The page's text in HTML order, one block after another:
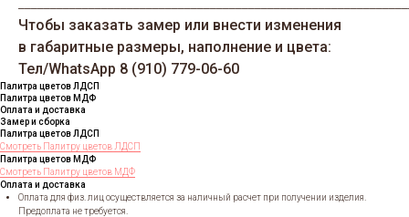
Чтобы заказать замер или внести изменения
в габаритные размеры, наполнение и цвета:
Тел/WhatsАрp 8 (910) 779-06-60
Палитра цветов ЛДСП
Палитра цветов МДФ
Оплата и доставка
Замер и сборка
Палитра цветов ЛДСП
Смотреть Палитру цветов ЛДСП
Палитра цветов МДФ
Смотреть Палитру цветов МДФ
Оплата и доставка
Оплата для физ. лиц осуществляется за наличный расчет при получении изделия.
Предоплата не требуется.